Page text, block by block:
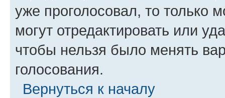
уже проголосовал, то только
могут отредактировать или
чтобы нельзя было менять
голосования.
Вернуться к началу